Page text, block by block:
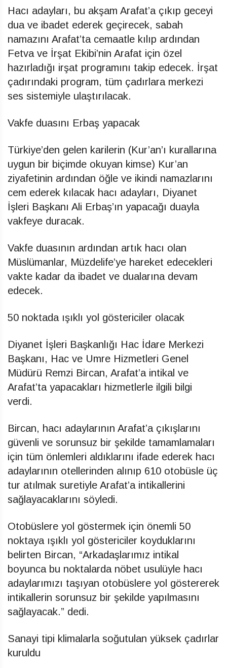
Hacı adayları, bu akşam Arafat’a çıkıp geceyi
dua ve ibadet ederek geçirecek, sabah
namazını Arafat’ta cemaatle kılıp ardından
Fetva ve İrşat Ekibi’nin Arafat için özel
hazırladığı irşat programını takip edecek. İrşat
çadırındaki program, tüm çadırlara merkezi
ses sistemiyle ulaştırılacak.
Vakfe duasını Erbaş yapacak
Türkiye’den gelen karilerin (Kur’an’ı kurallarına
uygun bir biçimde okuyan kimse) Kur’an
ziyafetinin ardından öğle ve ikindi namazlarını
cem ederek kılacak hacı adayları, Diyanet
İşleri Başkanı Ali Erbaş’ın yapacağı duayla
vakfeye duracak.
Vakfe duasının ardından artık hacı olan
Müslümanlar, Müzdelife’ye hareket edecekleri
vakte kadar da ibadet ve dualarına devam
edecek.
50 noktada ışıklı yol göstericiler olacak
Diyanet İşleri Başkanlığı Hac İdare Merkezi
Başkanı, Hac ve Umre Hizmetleri Genel
Müdürü Remzi Bircan, Arafat’a intikal ve
Arafat’ta yapacakları hizmetlerle ilgili bilgi
verdi.
Bircan, hacı adaylarının Arafat’a çıkışlarını
güvenli ve sorunsuz bir şekilde tamamlamaları
için tüm önlemleri aldıklarını ifade ederek hacı
adaylarının otellerinden alınıp 610 otobüsle üç
tur atılmak suretiyle Arafat’a intikallerini
sağlayacaklarını söyledi.
Otobüslere yol göstermek için önemli 50
noktaya ışıklı yol göstericiler koyduklarını
belirten Bircan, “Arkadaşlarımız intikal
boyunca bu noktalarda nöbet usulüyle hacı
adaylarımızı taşıyan otobüslere yol göstererek
intikallerin sorunsuz bir şekilde yapılmasını
sağlayacak.” dedi.
Sanayi tipi klimalarla soğutulan yüksek çadırlar
kuruldu